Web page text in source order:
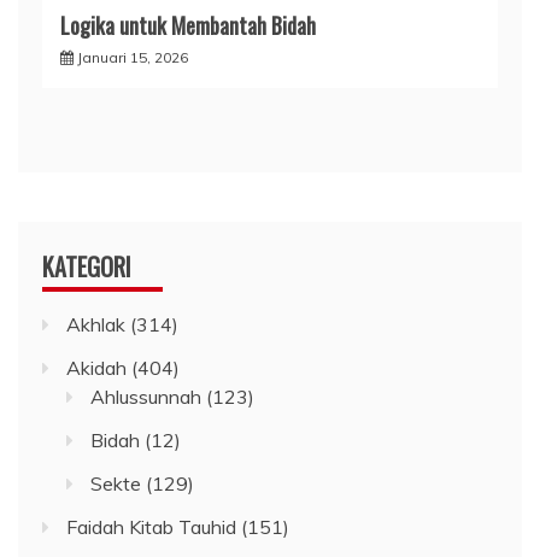
Logika untuk Membantah Bidah
Januari 15, 2026
KATEGORI
Akhlak (314)
Akidah (404)
Ahlussunnah (123)
Bidah (12)
Sekte (129)
Faidah Kitab Tauhid (151)